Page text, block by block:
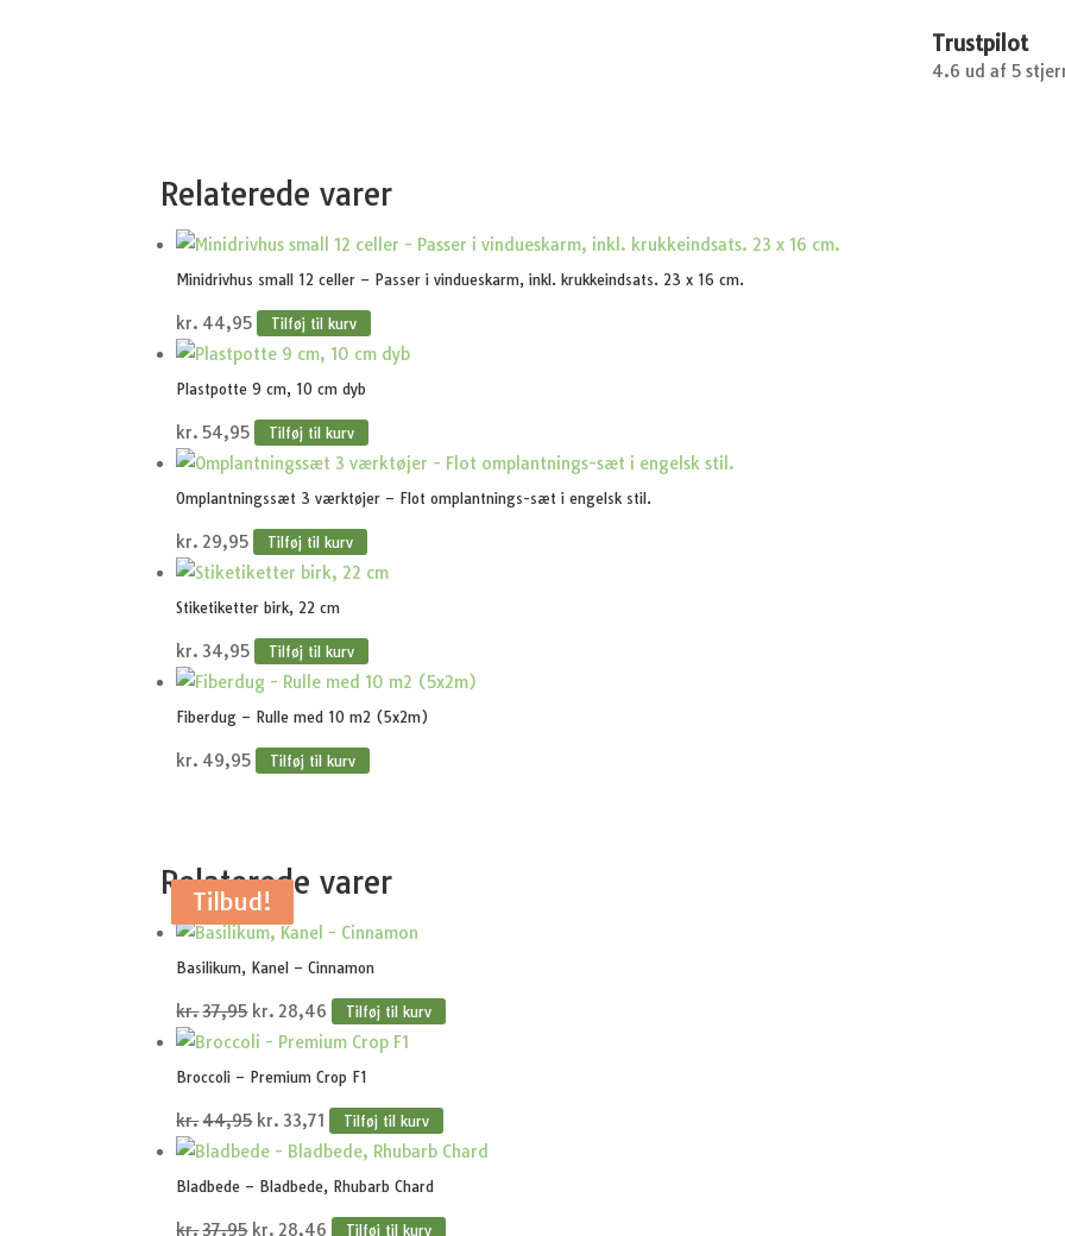
Trustpilot
4.6 ud af 5
Relaterede varer
Minidrivhus small 12 celler – Passer i vindueskarm, inkl. krukkeindsats. 23 x 16 cm.
kr. 44,95 Tilføj til kurv
Plastpotte 9 cm, 10 cm dyb
kr. 54,95 Tilføj til kurv
Omplantningssæt 3 værktøjer – Flot omplantnings-sæt i engelsk stil.
kr. 29,95 Tilføj til kurv
Stiketiketter birk, 22 cm
kr. 34,95 Tilføj til kurv
Fiberdug – Rulle med 10 m2 (5x2m)
kr. 49,95 Tilføj til kurv
Relaterede varer
Tilbud!
Basilikum, Kanel – Cinnamon
kr.37,95 Den
oprindelige
pris
kr.37,95.
kr. 28,46 Den
aktuelle
pris
kr.28,46.
Tilføj til kurv
Tilbud!
Broccoli – Premium Crop F1
kr.44,95 Den
oprindelige
pris
kr. 33,71 Den
aktuelle
pris
Tilføj til kurv
Tilbud!
Bladbede – Bladbede, Rhubarb Chard
kr.37,95 Den
kr. 28,46 DenTilføj til kurv
Tilbud!
Tilbud!